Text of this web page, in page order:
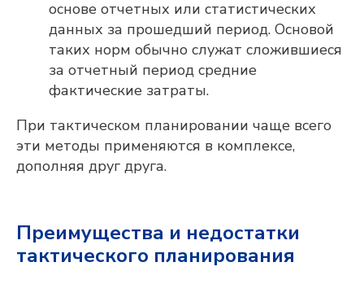
основе отчетных или статистических
данных за прошедший период. Основой
таких норм обычно служат сложившиеся
за отчетный период средние
фактические затраты.
При тактическом планировании чаще всего
эти методы применяются в комплексе,
дополняя друг друга.
Преимущества и недостатки
тактического планирования
Мы готовы оперативно ответить на
вопросы, отправить презентационные
материалы, организовать онлайн-встречу
ФАМИЛИЯ, ИМЯ, ОТЧЕСТВО
вами